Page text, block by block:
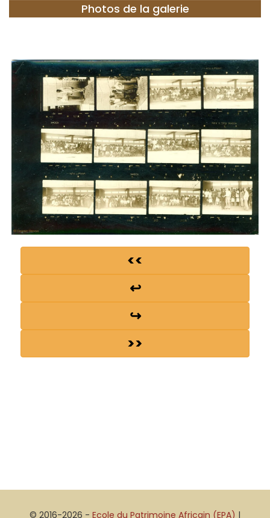
Photos de la galerie
<<
↩
↪
>>
© 2016-2026 - Ecole du Patrimoine Africain (EPA) |